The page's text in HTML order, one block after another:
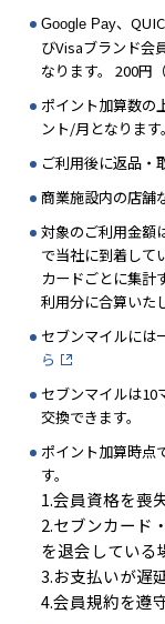
Google Pay、
びVisaブランド会
なります。 200円
ポイント加算数の
ント/月となります。
ご利用後に返品・
商業施設内の店舗
対象のご利用金額
で当社に到着して
カードごとに集計
利用分に合算いた
セブンマイルには
ら
セブンマイルは10
交換できます。
ポイント加算時点
す。
1.会員資格を喪
2.セブンカード
を退会している
3.お支払いが遅
4.会員規約を遵